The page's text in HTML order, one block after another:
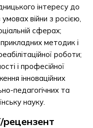
інтересу до
війни з росією,
сферах;
методик і
роботи;
і професійної
інноваційних
педагогічних та
науку.
рецензент